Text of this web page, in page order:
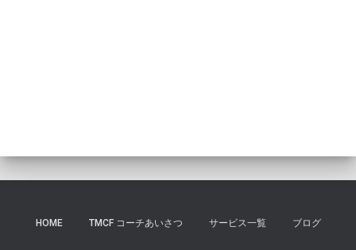
HOME TMCF コーチあいさつ サービス一覧 ブログ